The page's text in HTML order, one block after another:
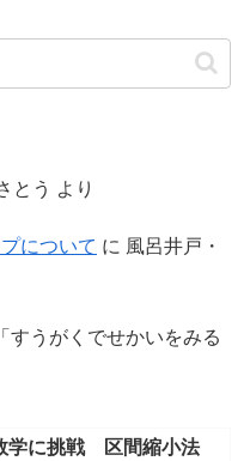
とう より
について に 風呂井戸・
すうがくでせかいをみる
学に挑戦 区間縮小法